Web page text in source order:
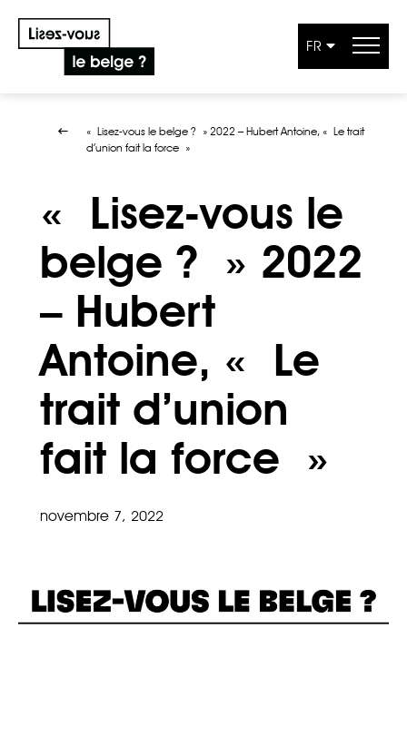
FR
« Lisez-vous le belge ? » 2022 – Hubert Antoine, « Le trait
d’union fait la force »
« Lisez-vous le
belge ? » 2022
– Hubert
Antoine, « Le
trait d’union
fait la force »
novembre 7, 2022